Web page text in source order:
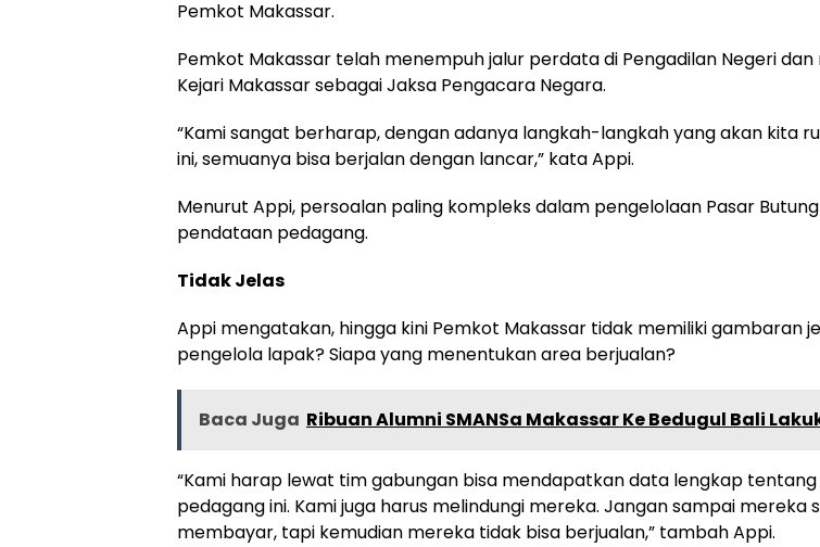
Pemkot Makassar.
Pemkot Makassar telah menempuh jalur perdata di Pengadilan Negeri dan
Kejari Makassar sebagai Jaksa Pengacara Negara.
“Kami sangat berharap, dengan adanya langkah-langkah yang akan kita
ini, semuanya bisa berjalan dengan lancar,” kata Appi.
Menurut Appi, persoalan paling kompleks dalam pengelolaan Pasar
pendataan pedagang.
Tidak Jelas
Appi mengatakan, hingga kini Pemkot Makassar tidak memiliki gambaran
pengelola lapak? Siapa yang menentukan area berjualan?
Baca Juga Ribuan Alumni SMANSa Makassar Ke Bedugul Bali
“Kami harap lewat tim gabungan bisa mendapatkan data lengkap
pedagang ini. Kami juga harus melindungi mereka. Jangan sampai mereka
membayar, tapi kemudian mereka tidak bisa berjualan,” tambah Appi.